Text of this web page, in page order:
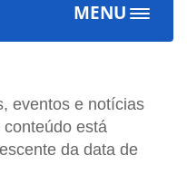
MENU
Toggle
eventos e notícias
está
da data de